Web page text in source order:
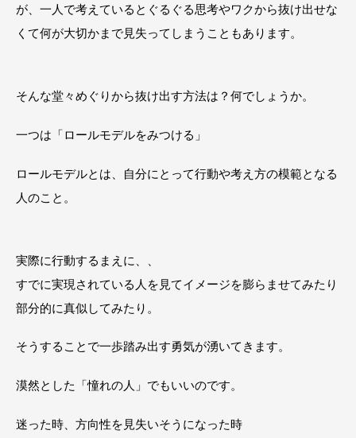
が、一人で考えているとぐるぐる思考やワクから抜け出せな
くて何が大切かまで見失ってしまうこともあります。
そんな堂々めぐりから抜け出す方法は？何でしょうか。
一つは「ロールモデルをみつける」
ロールモデルとは、自分にとって行動や考え方の模範となる
人のこと。
実際に行動するまえに、、
すでに実現されている人を見てイメージを膨らませてみたり
部分的に真似してみたり。
そうすることで一歩踏み出す勇気が湧いてきます。
漠然とした「憧れの人」でもいいのです。
迷った時、方向性を見失いそうになった時